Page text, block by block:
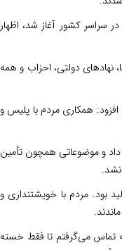
سراسر کشور آغاز شد، اظهار
نهادهای دولتی، احزاب و همه
همکاری مردم با پلیس و
و موضوعاتی همچون تأمین
نشد.
مردم با خویشتنداری و
که تماس می‌گرفتم تا فقط خسته